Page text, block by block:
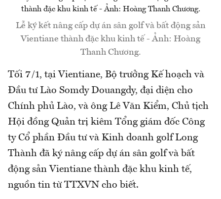
Lễ ký kết nâng cấp dự án sân golf và bất động sản
Vientiane thành đặc khu kinh tế - Ảnh: Hoàng
Thanh Chương.
Tối 7/1, tại Vientiane, Bộ trưởng Kế hoạch và
Đầu tư Lào Somdy Douangdy, đại diện cho
Chính phủ Lào, và ông Lê Văn Kiểm, Chủ tịch
Hội đồng Quản trị kiêm Tổng giám đốc Công
ty Cổ phần Đầu tư và Kinh doanh golf Long
Thành đã ký nâng cấp dự án sân golf và bất
động sản Vientiane thành đặc khu kinh tế,
nguồn tin từ TTXVN cho biết.